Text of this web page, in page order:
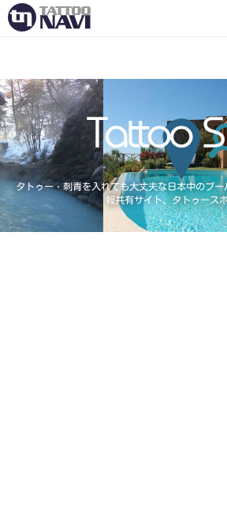
タトゥー・刺青を入れても大丈夫な日本中のプ
報共有サイト、タトゥース